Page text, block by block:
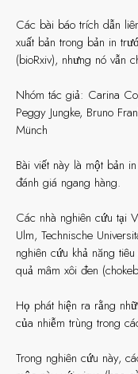
Các bài báo trích dẫn
xuất bản trong bản in
(bioRxiv), nhưng nó vẫn
Nhóm tác giả: Carina
Peggy Jungke, Bruno
Münch
Bài viết này là một bản
đánh giá ngang hàng.
Các nhà nghiên cứu tại
Ulm, Technische
nghiên cứu khả năng
quả mâm xôi đen
Họ phát hiện ra rằng
của nhiễm trùng trong
Trong nghiên cứu này,